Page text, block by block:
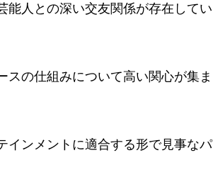
能人との深い交友関係が存在してい
の仕組みについて高い関心が集ま
インメントに適合する形で見事なパ